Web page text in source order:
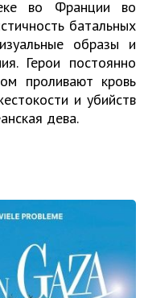
во Франции во
батальных
образы и
Герои постоянно
проливают кровь
и убийств
дева.